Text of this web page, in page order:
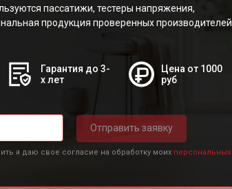
пассатижи, тестеры напряжения,
продукция проверенных производителей.
Гарантия до 3-
х лет
Цена от 1000
руб
Отправить заявку
я даю свое согласие на обработку моих персональных